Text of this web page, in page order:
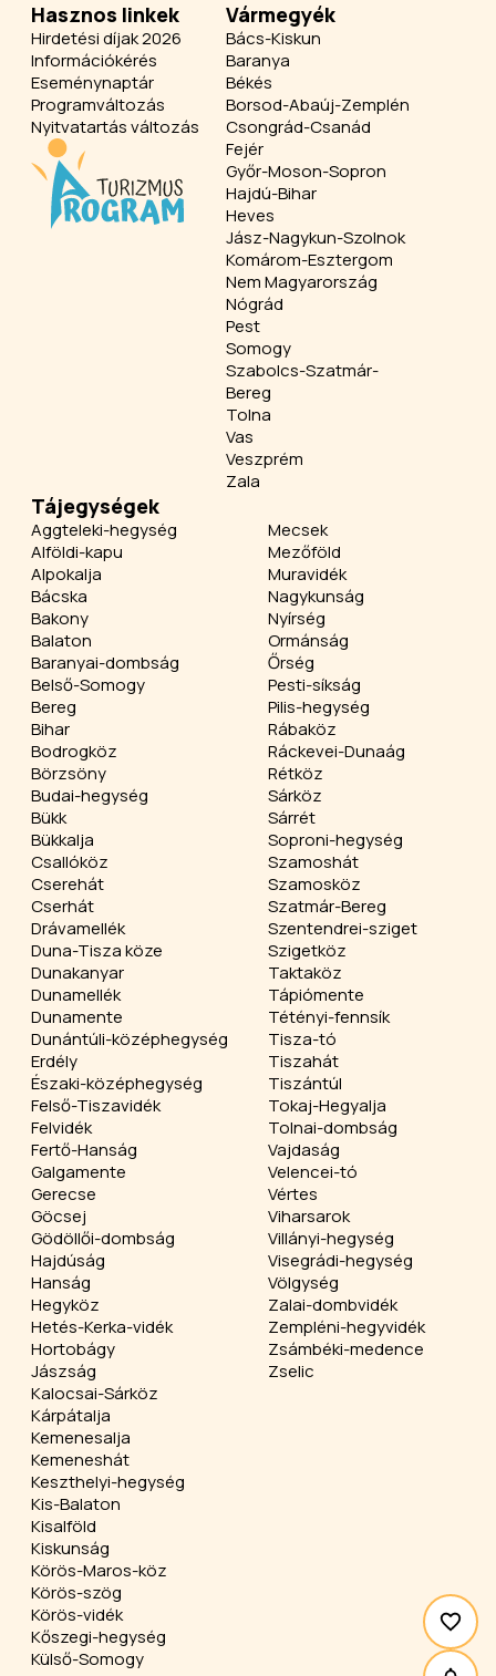
Hasznos linkek
Hirdetési díjak 2026
Információkérés
Eseménynaptár
Programváltozás
Nyitvatartás változás
Vármegyék
Bács-Kiskun
Baranya
Békés
Borsod-Abaúj-Zemplén
Csongrád-Csanád
Fejér
Győr-Moson-Sopron
Hajdú-Bihar
Heves
Jász-Nagykun-Szolnok
Komárom-Esztergom
Nem Magyarország
Nógrád
Pest
Somogy
Szabolcs-Szatmár-
Bereg
Tolna
Vas
Veszprém
Zala
Tájegységek
Aggteleki-hegység
Alföldi-kapu
Alpokalja
Bácska
Bakony
Balaton
Baranyai-dombság
Belső-Somogy
Bereg
Bihar
Bodrogköz
Börzsöny
Budai-hegység
Bükk
Bükkalja
Csallóköz
Cserehát
Cserhát
Drávamellék
Duna-Tisza köze
Dunakanyar
Dunamellék
Dunamente
Dunántúli-középhegység
Erdély
Északi-középhegység
Felső-Tiszavidék
Felvidék
Fertő-Hanság
Galgamente
Gerecse
Göcsej
Gödöllői-dombság
Hajdúság
Hanság
Hegyköz
Hetés-Kerka-vidék
Hortobágy
Jászság
Kalocsai-Sárköz
Kárpátalja
Kemenesalja
Kemeneshát
Keszthelyi-hegység
Kis-Balaton
Kisalföld
Kiskunság
Körös-Maros-köz
Körös-szög
Körös-vidék
Kőszegi-hegység
Külső-Somogy
Mecsek
Mezőföld
Muravidék
Nagykunság
Nyírség
Ormánság
Őrség
Pesti-síkság
Pilis-hegység
Rábaköz
Ráckevei-Dunaág
Rétköz
Sárköz
Sárrét
Soproni-hegység
Szamoshát
Szamosköz
Szatmár-Bereg
Szentendrei-sziget
Szigetköz
Taktaköz
Tápiómente
Tétényi-fennsík
Tisza-tó
Tiszahát
Tiszántúl
Tokaj-Hegyalja
Tolnai-dombság
Vajdaság
Velencei-tó
Vértes
Viharsarok
Villányi-hegység
Visegrádi-hegység
Völgység
Zalai-dombvidék
Zempléni-hegyvidék
Zsámbéki-medence
Zselic